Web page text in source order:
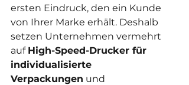
ersten Eindruck, den ein Kunde
von Ihrer Marke erhält. Deshalb
setzen Unternehmen vermehrt
auf High-Speed-Drucker für
individualisierte
Verpackungen und